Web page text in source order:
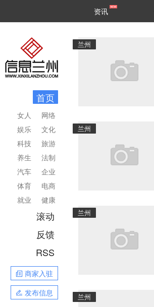
区县
资讯
首页
网络
文化
旅游
法制
企业
电商
健康
女人
娱乐
科技
养生
汽车
体育
就业
滚动
反馈
RSS
商家入驻
发布信息
兰州
兰州
兰州
兰州